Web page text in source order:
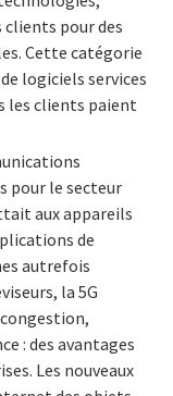
clients pour des
Cette catégorie
logiciels services
les clients paient
pour le secteur
aux appareils
de
autrefois
la 5G
: des avantages
Les nouveaux